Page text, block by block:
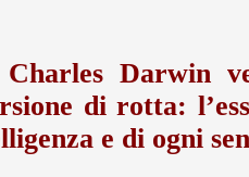
Darwin
di rotta:
e di ogni